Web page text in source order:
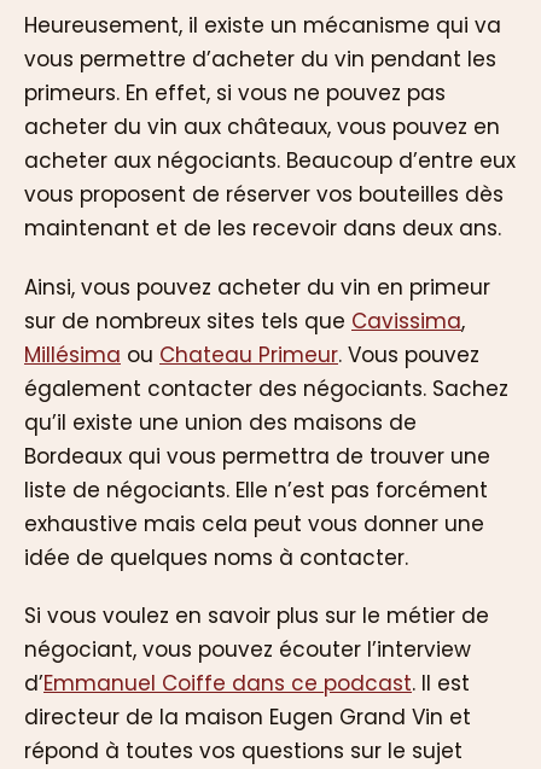
Heureusement, il existe un mécanisme qui va
vous permettre d’acheter du vin pendant les
primeurs. En effet, si vous ne pouvez pas
acheter du vin aux châteaux, vous pouvez en
acheter aux négociants. Beaucoup d’entre eux
vous proposent de réserver vos bouteilles dès
maintenant et de les recevoir dans deux ans.
Ainsi, vous pouvez acheter du vin en primeur
sur de nombreux sites tels que Cavissima,
Millésima ou Chateau Primeur. Vous pouvez
également contacter des négociants. Sachez
qu’il existe une union des maisons de
Bordeaux qui vous permettra de trouver une
liste de négociants. Elle n’est pas forcément
exhaustive mais cela peut vous donner une
idée de quelques noms à contacter.
Si vous voulez en savoir plus sur le métier de
négociant, vous pouvez écouter l’interview
d’Emmanuel Coiffe dans ce podcast. Il est
directeur de la maison Eugen Grand Vin et
répond à toutes vos questions sur le sujet